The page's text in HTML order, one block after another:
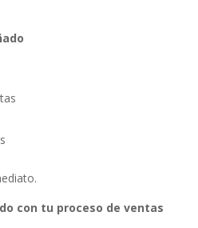
con tu proceso de ventas